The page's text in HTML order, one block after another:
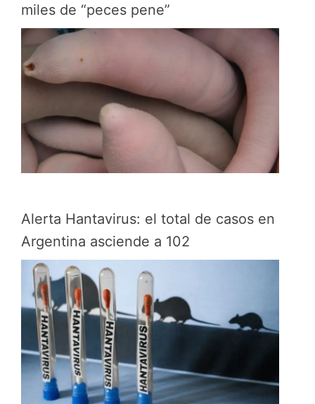
miles de “peces pene”
Alerta Hantavirus: el total de casos en
Argentina asciende a 102